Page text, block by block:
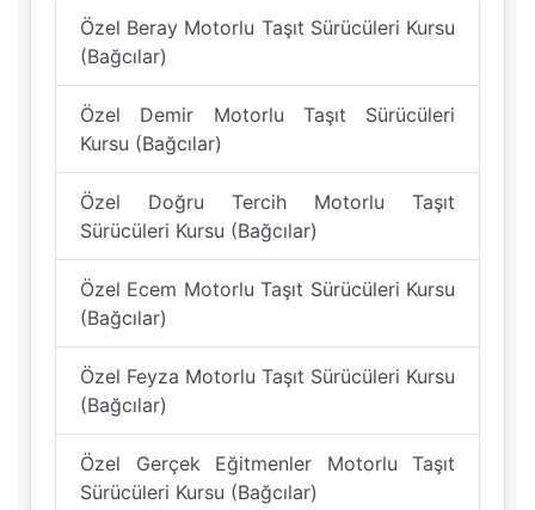
Özel Beray Motorlu Taşıt Sürücüleri Kursu
(Bağcılar)
Özel Demir Motorlu Taşıt Sürücüleri
Kursu (Bağcılar)
Özel Doğru Tercih Motorlu Taşıt
Sürücüleri Kursu (Bağcılar)
Özel Ecem Motorlu Taşıt Sürücüleri Kursu
(Bağcılar)
Özel Feyza Motorlu Taşıt Sürücüleri Kursu
(Bağcılar)
Özel Gerçek Eğitmenler Motorlu Taşıt
Sürücüleri Kursu (Bağcılar)